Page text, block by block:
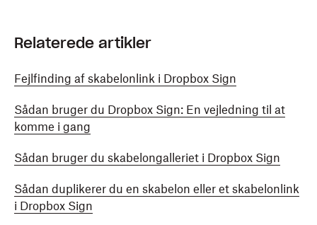
Relaterede artikler
Fejlfinding af skabelonlink i Dropbox Sign
Sådan bruger du Dropbox Sign: En vejledning til at
komme i gang
Sådan bruger du skabelongalleriet i Dropbox Sign
Sådan duplikerer du en skabelon eller et skabelonlink
i Dropbox Sign